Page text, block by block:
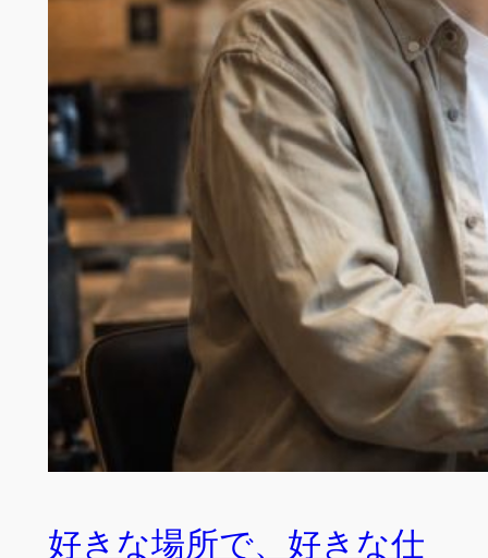
好きな場所で、好きな仕